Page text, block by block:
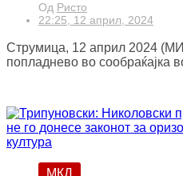
Од Ристо
22:25, 12 април, 2024
Струмица, 12 април 2024
попладнево во сообраќајка
МКД